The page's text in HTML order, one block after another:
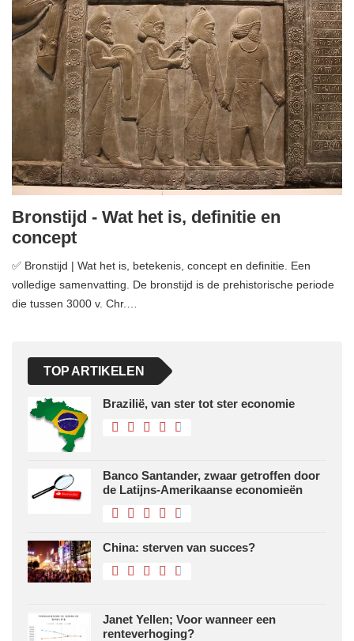
Bronstijd - Wat het is, definitie en
concept
✅ Bronstijd | Wat het is, betekenis, concept en definitie. Een
volledige samenvatting. De bronstijd is de prehistorische periode
die tussen 3000 v. Chr.…
TOP ARTIKELEN
Brazilië, van ster tot ster economie
Banco Santander, zwaar getroffen door
de Latijns-Amerikaanse economieën
China: sterven van succes?
Janet Yellen; Voor wanneer een
renteverhoging?